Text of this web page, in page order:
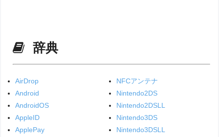
辞典
AirDrop
Android
AndroidOS
AppleID
ApplePay
NFCアンテナ
Nintendo2DS
Nintendo2DSLL
Nintendo3DS
Nintendo3DSLL